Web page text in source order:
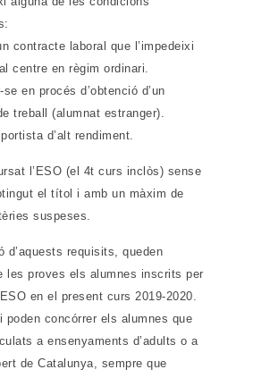
contracte laboral que l’impedeixi
centre en règim ordinari.
se en procés d’obtenció d’un
treball (alumnat estranger).
d’alt rendiment.
l’ESO (el 4t curs inclòs) sense
el títol i amb un màxim de
suspeses.
d’aquests requisits, queden
les proves els alumnes inscrits per
en el present curs 2019-2020.
poden concórrer els alumnes que
a ensenyaments d’adults o a
de Catalunya, sempre que